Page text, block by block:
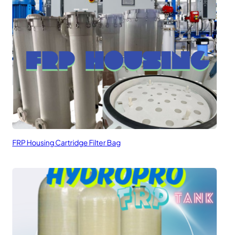
FRP Housing Cartridge Filter Bag